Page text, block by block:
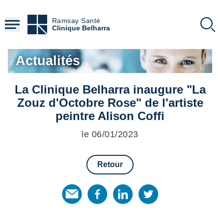
contenu
principal
Ramsay Santé
Clinique Belharra
Actualités
La Clinique Belharra inaugure "La
Zouz d'Octobre Rose" de l'artiste
peintre Alison Coffi
le 06/01/2023
Retour